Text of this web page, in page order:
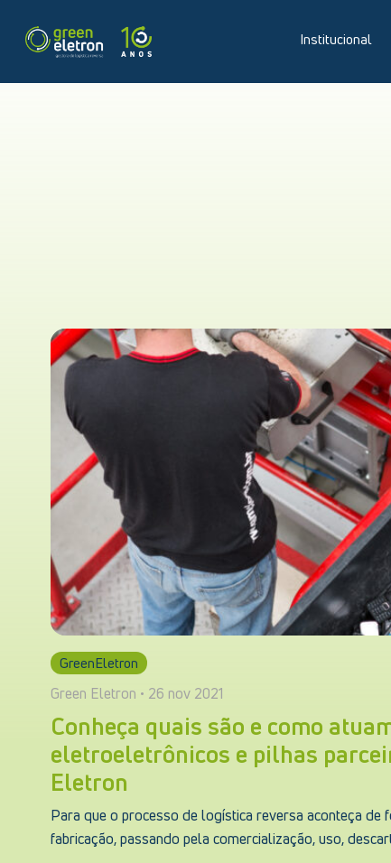
Institucional
GreenEletron
Green Eletron • 26 nov 2021
Conheça quais são e como
eletroeletrônicos e pilhas
Eletron
Para que o processo de logística reversa aconteça de
fabricação, passando pela comercialização, uso,